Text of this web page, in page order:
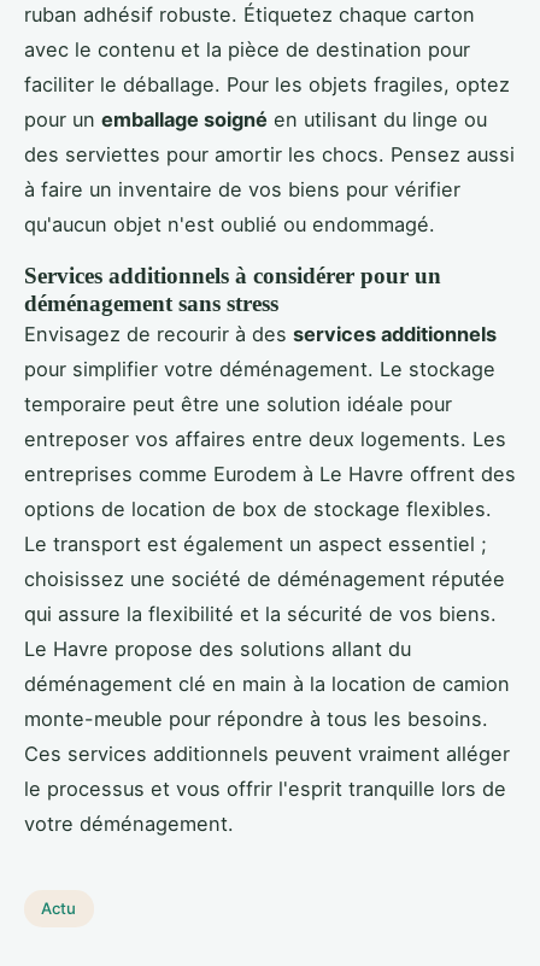
ruban adhésif robuste. Étiquetez chaque carton
avec le contenu et la pièce de destination pour
faciliter le déballage. Pour les objets fragiles, optez
pour un emballage soigné en utilisant du linge ou
des serviettes pour amortir les chocs. Pensez aussi
à faire un inventaire de vos biens pour vérifier
qu'aucun objet n'est oublié ou endommagé.
Services additionnels à considérer pour un
déménagement sans stress
Envisagez de recourir à des services additionnels
pour simplifier votre déménagement. Le stockage
temporaire peut être une solution idéale pour
entreposer vos affaires entre deux logements. Les
entreprises comme Eurodem à Le Havre offrent des
options de location de box de stockage flexibles.
Le transport est également un aspect essentiel ;
choisissez une société de déménagement réputée
qui assure la flexibilité et la sécurité de vos biens.
Le Havre propose des solutions allant du
déménagement clé en main à la location de camion
monte-meuble pour répondre à tous les besoins.
Ces services additionnels peuvent vraiment alléger
le processus et vous offrir l'esprit tranquille lors de
votre déménagement.
Actu